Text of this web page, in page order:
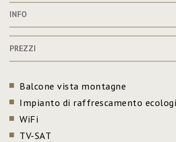
INFO
PREZZI
Balcone vista montagne
Impianto di raffrescamento
WiFi
TV-SAT